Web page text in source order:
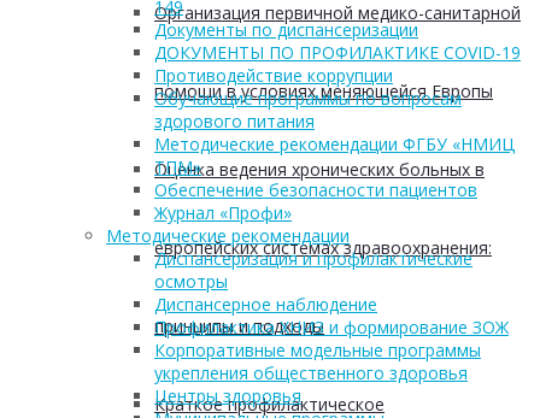
Организация первичной медико-санитарной
помощи в условиях меняющейся Европы
Оценка ведения хронических больных в
европейских системах здравоохранения:
принципы и подходы
Краткое профилактическое
149
Документы по диспансеризации
ДОКУМЕНТЫ ПО ПРОФИЛАКТИКЕ COVID-19
Противодействие коррупции
Обучающие программы по вопросам
здорового питания
Методические рекомендации ФГБУ «НМИЦ
ТПМ»
Обеспечение безопасности пациентов
Журнал «Профи»
Методические рекомендации
Диспансеризация и профилактические
осмотры
Диспансерное наблюдение
Профилактика ХНИЗ и формирование ЗОЖ
Корпоративные модельные программы
укрепления общественного здоровья
Центры здоровья